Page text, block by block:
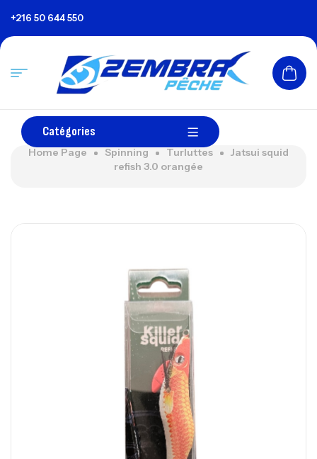
+216 50 644 550
Catégories
Home Page Spinning Turluttes
Jatsui squid
refish 3.0 orangée